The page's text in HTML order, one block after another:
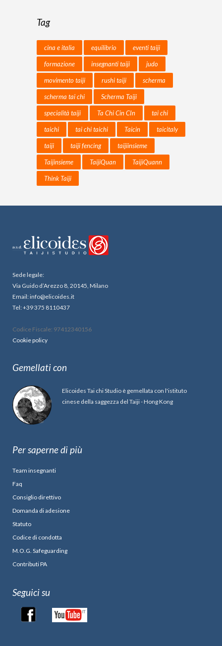
Tag
cina e italia equilibrio eventi taiji
formazione insegnanti taiji judo
movimento taiji rushi taiji scherma
scherma tai chi Scherma Taiji
specialità taiji Ta Chi Cin CIn tai chi
taichi tai chi taichi Taicin taicitaly
taiji taiji fencing taijiinsieme
Taijinsieme TaijiQuan TaijiQuann
Think Taiji
Sede legale:
Via Guido d’Arezzo 8, 20145, Milano
Email: info@elicoides.it
Tel: +39 375 8110437
Codice Fiscale: 97412340156
Cookie policy
Gemellati con
Elicoides Tai chi Studio è gemellata con l'istituto
cinese della saggezza del Taiji - Hong Kong
Per saperne di più
Team insegnanti
Faq
Consiglio direttivo
Domanda di adesione
Statuto
Codice di condotta
M.O.G. Safeguarding
Contributi PA
Seguici su